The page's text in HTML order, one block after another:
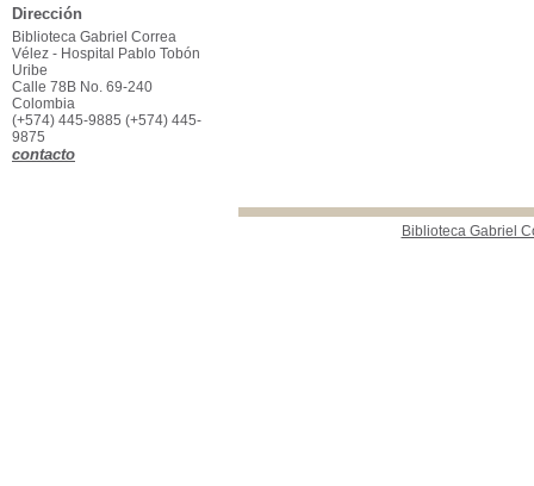
Biblioteca Gabriel
Día[3]
Revista Argentina de Transfusión
Revista Argentina de
Transfusión [3]
Año de publicación
20142014[3]
20122012[3]
Dirección
Biblioteca Gabriel Correa
Vélez - Hospital Pablo Tobón
Uribe
Calle 78B No. 69-240
Colombia
(+574) 445-9885 (+574) 445-
9875
contacto